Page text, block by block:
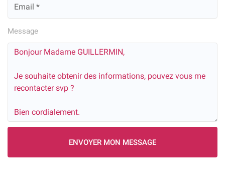
Message
ENVOYER MON MESSAGE